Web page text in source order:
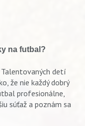
na futbal?
detí
že nie každý dobrý
profesionálne,
súťaž a poznám sa